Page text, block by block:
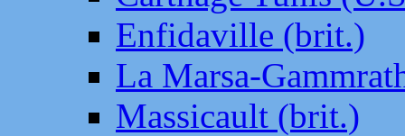
Enfidaville (brit.)
La Marsa-
Massicault (brit.)